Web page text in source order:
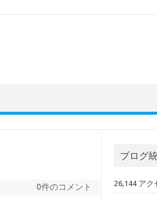
0件のコメント
ブログ
26,144 アク